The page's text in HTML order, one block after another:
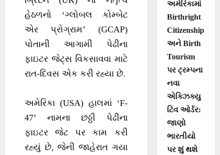
હેઠળનો ‘ગ્લોબલ કોમ્બેટ
એર પ્રોગ્રામ’ (GCAP)
પોતાની આગામી પેઢીના
ફાઇટર જેટ્સ વિકસાવવા માટે
રાત-દિવસ એક કરી રહ્યા છે.
અમેરિકા (USA) હાલમાં ‘F-
47’ નામના છઠ્ઠી પેઢીના
ફાઇટર જેટ પર કામ કરી
રહ્યું છે, જેની જાહેરાત ગયા
અમેરિકામાં
Birthright
Citizenship
અને Birth
Tourism
પર ટ્રમ્પના
નવા
એક્ઝિક્યુ
ટિવ ઓર્ડર:
જાણો
ભારતીયો
પર શું થશે